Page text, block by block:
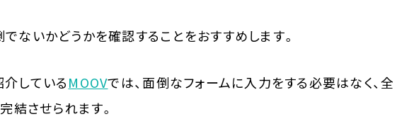
ないかどうかを確認することをおすすめします。
しているMOOVでは、面倒なフォームに入力をする必要はなく、全
結させられます。